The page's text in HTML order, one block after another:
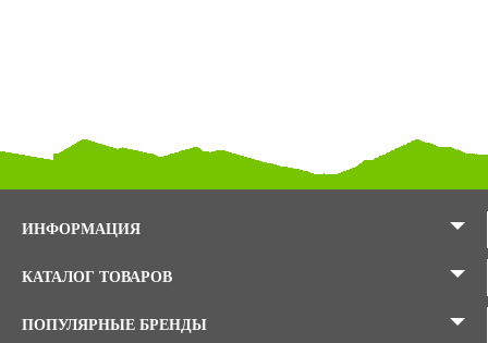
ИНФОРМАЦИЯ
КАТАЛОГ ТОВАРОВ
ПОПУЛЯРНЫЕ БРЕНДЫ